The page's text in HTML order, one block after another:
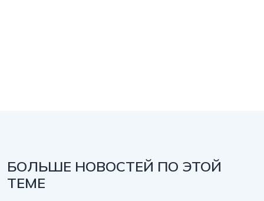
БОЛЬШЕ НОВОСТЕЙ ПО ЭТОЙ
ТЕМЕ